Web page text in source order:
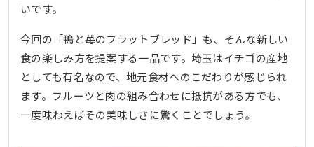
いです。
今回の「鴨と苺のフラットブレッド」も、そんな新しい
食の楽しみ方を提案する一品です。埼玉はイチゴの産地
としても有名なので、地元食材へのこだわりが感じられ
ます。フルーツと肉の組み合わせに抵抗がある方でも、
一度味わえばその美味しさに驚くことでしょう。